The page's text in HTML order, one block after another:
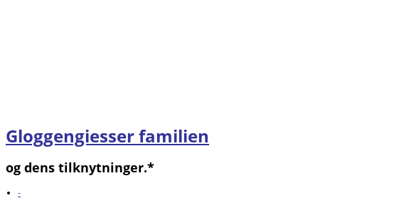
Gloggengiesser familien
og dens tilknytninger.*
-